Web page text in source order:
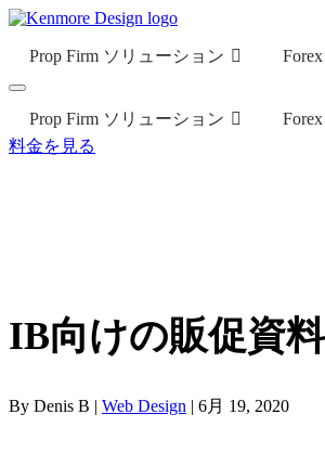
Prop Firm ソリューション
Prop Firm ソリューション
料金を見る
IB向けの販促資
By Denis B | Web Design | 6月 19, 2020